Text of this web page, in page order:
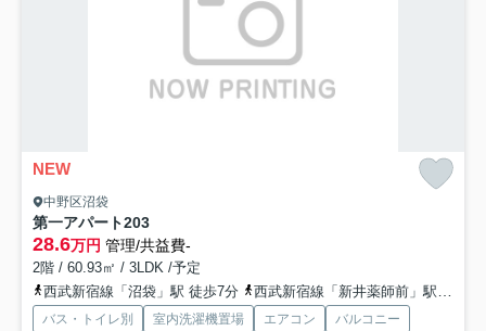
NEW
中野区沼袋
第一アパート203
28.6万円 管理/共益費-
2階 / 60.93㎡ / 3LDK /予定
西武新宿線「沼袋」駅 徒歩7分
西武新宿線「新井薬師前」駅 徒歩7分
バス・トイレ別 室内洗濯機置場 エアコン
バルコニー